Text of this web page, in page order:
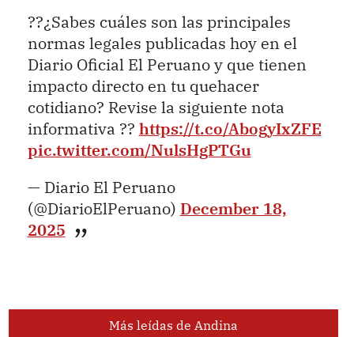
??¿Sabes cuáles son las principales
normas legales publicadas hoy en el
Diario Oficial El Peruano y que tienen
impacto directo en tu quehacer
cotidiano? Revise la siguiente nota
informativa ?? https://t.co/AbogyIxZFE
pic.twitter.com/NulsHgPTGu
— Diario El Peruano
(@DiarioElPeruano) December 18,
2025
Más leídas de Andina